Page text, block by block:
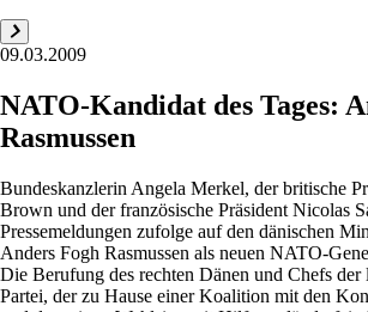
09.03.2009
NATO-Kandidat des Tages:
Rasmussen
Bundeskanzlerin Angela Merkel, der britische
Brown und der französische Präsident Nicolas
Pressemeldungen zufolge auf den dänischen
Anders Fogh Rasmussen als neuen NATO-
Die Berufung des rechten Dänen und Chefs der
Partei, der zu Hause einer Koalition mit den